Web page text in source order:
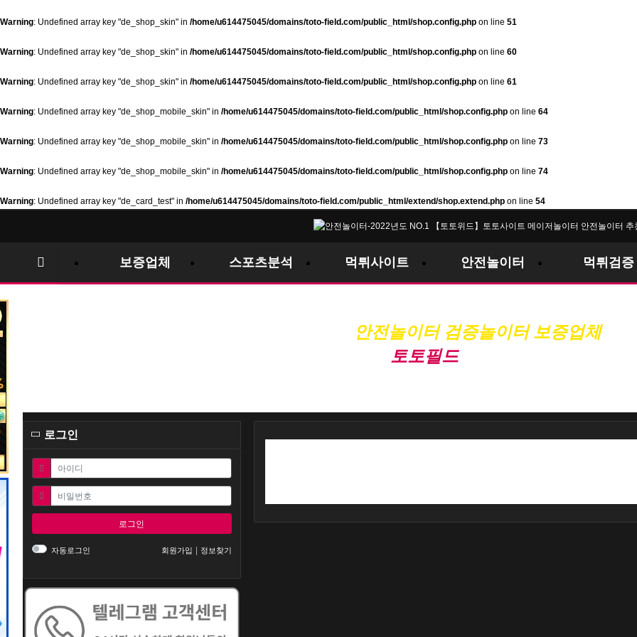
Warning: Undefined array key "de_shop_skin" in /home/u614475045/domains/toto-field.com/public_html/shop.config.php on line 51
Warning: Undefined array key "de_shop_skin" in /home/u614475045/domains/toto-field.com/public_html/shop.config.php on line 60
Warning: Undefined array key "de_shop_skin" in /home/u614475045/domains/toto-field.com/public_html/shop.config.php on line 61
Warning: Undefined array key "de_shop_mobile_skin" in /home/u614475045/domains/toto-field.com/public_html/shop.config.php on line 64
Warning: Undefined array key "de_shop_mobile_skin" in /home/u614475045/domains/toto-field.com/public_html/shop.config.php on line 73
Warning: Undefined array key "de_shop_mobile_skin" in /home/u614475045/domains/toto-field.com/public_html/shop.config.php on line 74
Warning: Undefined array key "de_card_test" in /home/u614475045/domains/toto-field.com/public_html/extend/shop.extend.php on line 54
보증업체 스포츠분석 먹튀사이트 안전놀이터 먹튀검증
안전놀이터 검증놀이터 보증업체
토토필드와 함께하세요
로그인
아이디 필수
비밀번호 필수
로그인
자동로그인 회원가입 정보찾기